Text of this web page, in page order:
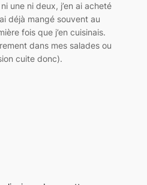
une ni deux, j’en ai acheté
déjà mangé souvent au
fois que j’en cuisinais.
dans mes salades ou
cuite donc).